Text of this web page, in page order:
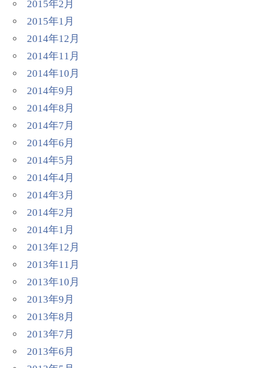
2015年2月
2015年1月
2014年12月
2014年11月
2014年10月
2014年9月
2014年8月
2014年7月
2014年6月
2014年5月
2014年4月
2014年3月
2014年2月
2014年1月
2013年12月
2013年11月
2013年10月
2013年9月
2013年8月
2013年7月
2013年6月